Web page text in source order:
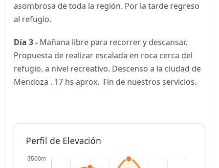
asombrosa de toda la región. Por la tarde regreso
al refugio.
Día 3 - Mañana libre para recorrer y descansar.
Propuesta de realizar escalada en roca cerca del
refugio, a nivel recreativo. Descenso a la ciudad de
Mendoza . 17 hs aprox. Fin de nuestros servicios.
Perfil de Elevación